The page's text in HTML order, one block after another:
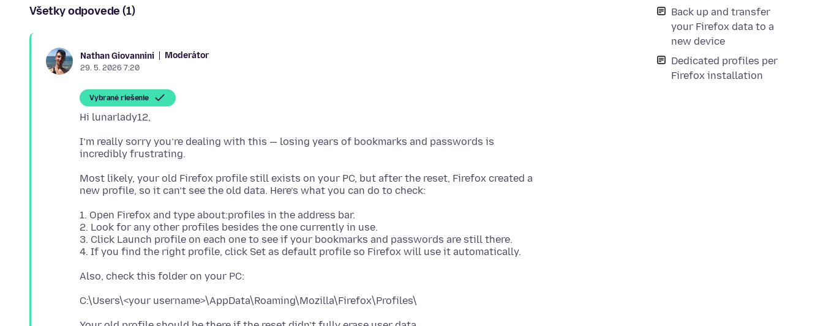
Back up and transfer
your Firefox data to a
new device
Dedicated profiles per
Firefox installation
Všetky odpovede (1)
Nathan Giovannini Moderátor
29. 5. 2026 7:20
Vybrané riešenie
I’m really sorry you’re dealing with this — losing years of bookmarks and passwords is
Most likely, your old Firefox profile still exists on your PC, but after the reset, Firefox created a
1. Open Firefox and type about:profiles in the address bar.
2. Look for any other profiles besides the one currently in use.
3. Click Launch profile on each one to see if your bookmarks and passwords are still there.